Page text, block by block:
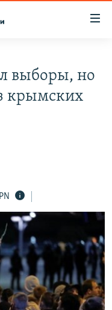
СОПРОТИВЛЕНИЯ
выборы, но
крымских